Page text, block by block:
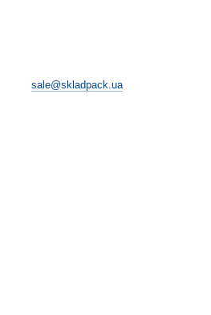
sale@skladpack.ua